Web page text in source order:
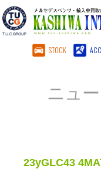
STOCK
ニュ
23yGLC43